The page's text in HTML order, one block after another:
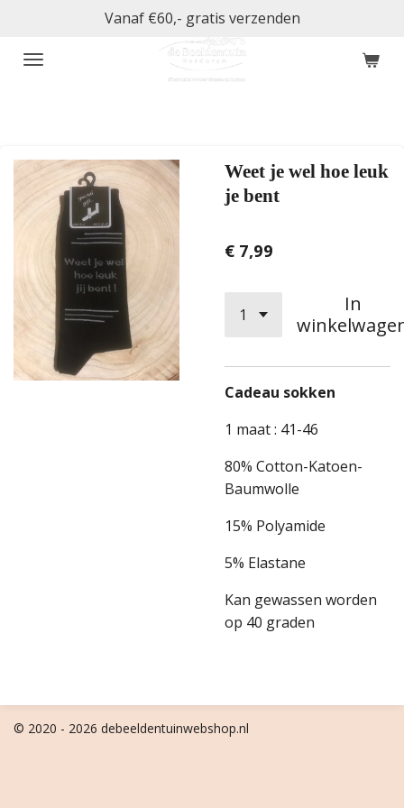
naar
Vanaf €60,- gratis verzenden
Weet je wel hoe leuk
je bent
€ 7,99
In
Cadeau sokken
1 maat : 41-46
80% Cotton-Katoen-
Baumwolle
15% Polyamide
5% Elastane
Kan gewassen worden
op 40 graden
© 2020 - 2026 debeeldentuinwebshop.nl